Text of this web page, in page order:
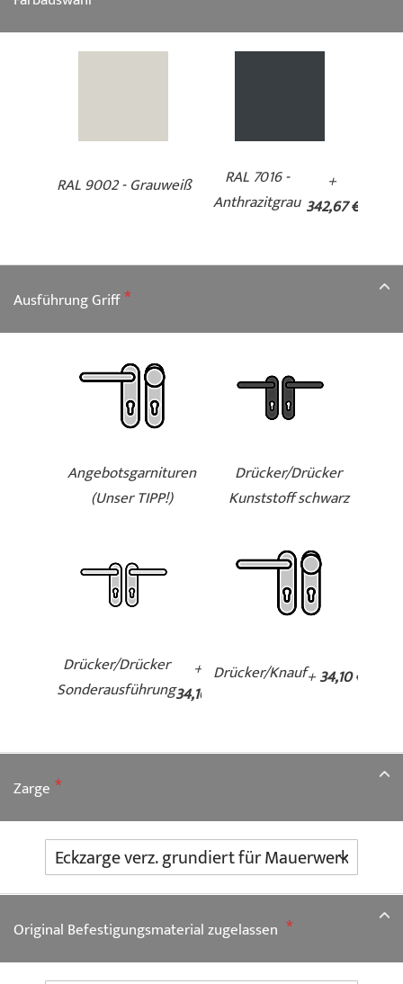
RAL 9002 - Grauweiß
RAL 7016 -
Anthrazitgrau
+
342,67 €
Ausführung Griff
Angebotsgarnituren
(Unser TIPP!)
Drücker/Drücker
Kunststoff schwarz
Drücker/Drücker
Sonderausführung
+
34,10 €
Drücker/Knauf+34,10 €
Zarge
Original Befestigungsmaterial zugelassen